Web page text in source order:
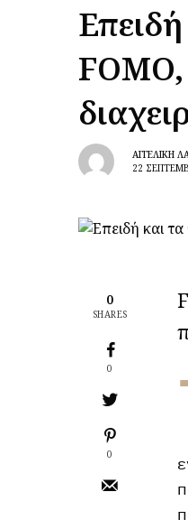
ΑΓΓΕΛΙΚΉ
22
0
SHARES
0
0